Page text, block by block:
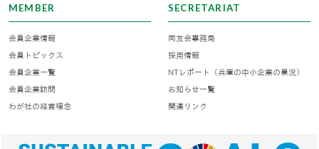
MEMBER SECRETARIAT
会員企業情報
同友会事務局
会員トピックス
採用情報
会員企業一覧
NTレポート（兵庫の中小企業の景況）
会員企業訪問
お知らせ一覧
わが社の経営理念
関連リンク